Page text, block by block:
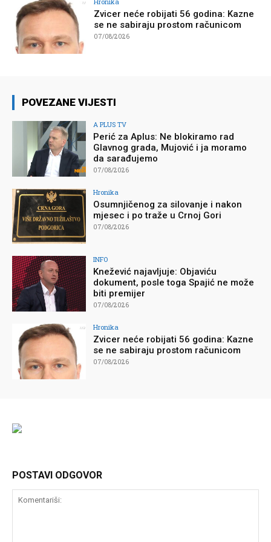
Zvicer neće robijati 56 godina: Kazne
se ne sabiraju prostom računicom
07/08/2026
POVEZANE VIJESTI
A PLUS TV
Perić za Aplus: Ne blokiramo rad
Glavnog grada, Mujović i ja moramo
da sarađujemo
07/08/2026
Hronika
Osumnjičenog za silovanje i nakon
mjesec i po traže u Crnoj Gori
07/08/2026
INFO
Knežević najavljuje: Objaviću
dokument, posle toga Spajić ne može
biti premijer
07/08/2026
Hronika
Zvicer neće robijati 56 godina: Kazne
se ne sabiraju prostom računicom
07/08/2026
POSTAVI ODGOVOR